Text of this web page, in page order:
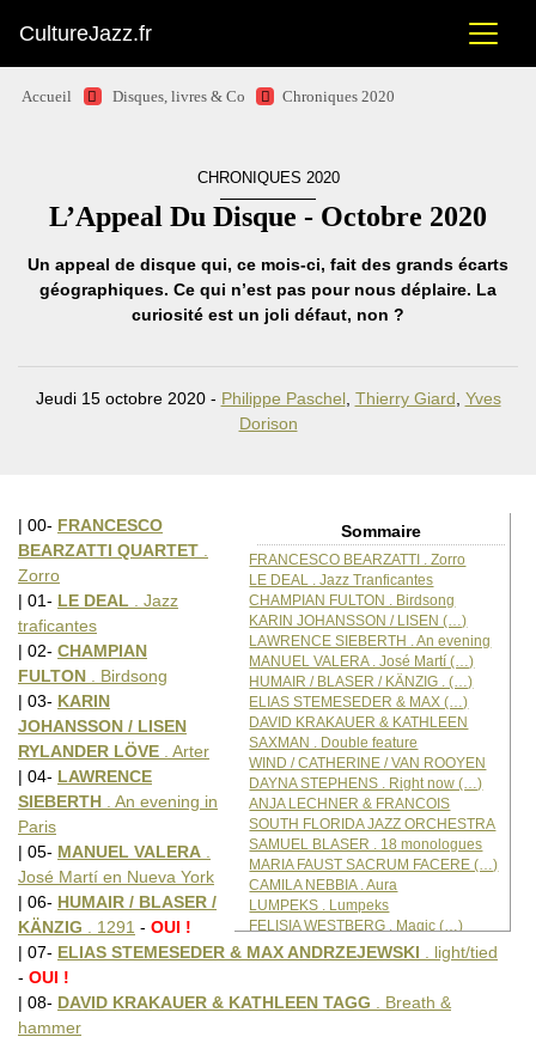
CultureJazz.fr
Accueil Disques, livres & Co Chroniques 2020
CHRONIQUES 2020
L’Appeal Du Disque - Octobre 2020
Un appeal de disque qui, ce mois-ci, fait des grands écarts
géographiques. Ce qui n’est pas pour nous déplaire. La
curiosité est un joli défaut, non ?
Jeudi 15 octobre 2020 - Philippe Paschel, Thierry Giard Yves
Dorison
Sommaire
FRANCESCO BEARZATTI . Zorro
LE DEAL . Jazz Tranficantes
CHAMPIAN FULTON . Birdsong
KARIN JOHANSSON / LISEN (…)
LAWRENCE SIEBERTH . An evening
MANUEL VALERA . José Martí (…)
HUMAIR / BLASER / KÄNZIG . (…)
ELIAS STEMESEDER & MAX (…)
DAVID KRAKAUER & KATHLEEN
SAXMAN . Double feature
WIND / CATHERINE / VAN ROOYEN
DAYNA STEPHENS . Right now (…)
ANJA LECHNER & FRANCOIS
SOUTH FLORIDA JAZZ ORCHESTRA
SAMUEL BLASER . 18 monologues
MARIA FAUST SACRUM FACERE (…)
CAMILA NEBBIA . Aura
LUMPEKS . Lumpeks
FELISIA WESTBERG . Magic (…)
THE AWAKENING ORCHESTRA . (…)
| 00- FRANCESCO
BEARZATTI QUARTET
Zorro
| 01- LE DEAL . Jazz
traficantes
| 02- CHAMPIAN
FULTON . Birdsong
| 03- KARIN
JOHANSSON / LISEN
RYLANDER LÖVE . Arter
| 04- LAWRENCE
SIEBERTH . An evening in
Paris
| 05- MANUEL VALERA
José Martí en Nueva York
| 06- HUMAIR / BLASER /
KÄNZIG . 1291 - OUI !
| 07- ELIAS STEMESEDER & MAX ANDRZEJEWSKI . light/tied
- OUI !
| 08- DAVID KRAKAUER & KATHLEEN TAGG . Breath &
hammer